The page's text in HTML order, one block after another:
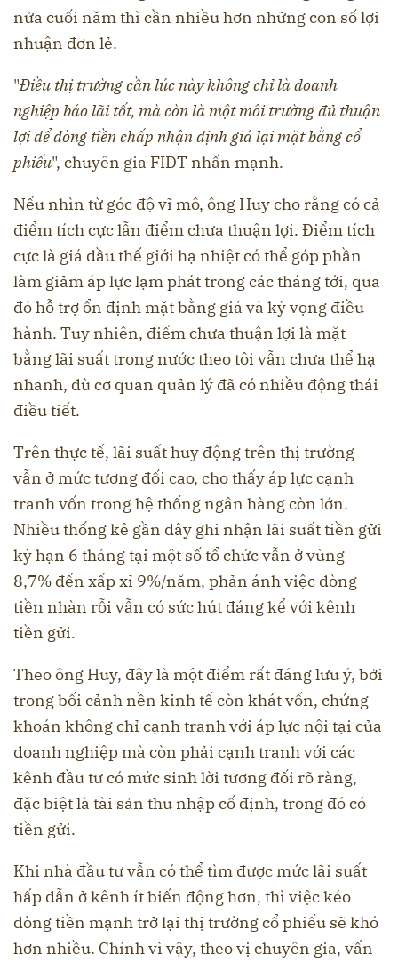
nửa cuối năm thì cần nhiều hơn những con số lợi
nhuận đơn lẻ.
"Điều thị trường cần lúc này không chỉ là doanh
nghiệp báo lãi tốt, mà còn là một môi trường đủ thuận
lợi để dòng tiền chấp nhận định giá lại mặt bằng cổ
phiếu", chuyên gia FIDT nhấn mạnh.
Nếu nhìn từ góc độ vĩ mô, ông Huy cho rằng có cả
điểm tích cực lẫn điểm chưa thuận lợi. Điểm tích
cực là giá dầu thế giới hạ nhiệt có thể góp phần
làm giảm áp lực lạm phát trong các tháng tới, qua
đó hỗ trợ ổn định mặt bằng giá và kỳ vọng điều
hành. Tuy nhiên, điểm chưa thuận lợi là mặt
bằng lãi suất trong nước theo tôi vẫn chưa thể hạ
nhanh, dù cơ quan quản lý đã có nhiều động thái
điều tiết.
Trên thực tế, lãi suất huy động trên thị trường
vẫn ở mức tương đối cao, cho thấy áp lực cạnh
tranh vốn trong hệ thống ngân hàng còn lớn.
Nhiều thống kê gần đây ghi nhận lãi suất tiền gửi
kỳ hạn 6 tháng tại một số tổ chức vẫn ở vùng
8,7% đến xấp xỉ 9%/năm, phản ánh việc dòng
tiền nhàn rỗi vẫn có sức hút đáng kể với kênh
tiền gửi.
Theo ông Huy, đây là một điểm rất đáng lưu ý, bởi
trong bối cảnh nền kinh tế còn khát vốn, chứng
khoán không chỉ cạnh tranh với áp lực nội tại của
doanh nghiệp mà còn phải cạnh tranh với các
kênh đầu tư có mức sinh lời tương đối rõ ràng,
đặc biệt là tài sản thu nhập cố định, trong đó có
tiền gửi.
Khi nhà đầu tư vẫn có thể tìm được mức lãi suất
hấp dẫn ở kênh ít biến động hơn, thì việc kéo
dòng tiền mạnh trở lại thị trường cổ phiếu sẽ khó
hơn nhiều. Chính vì vậy, theo vị chuyên gia, vấn